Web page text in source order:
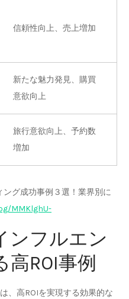
信頼性向上、売上増加
新たな魅力発見、購買
意欲向上
旅行意欲向上、予約数
増加
グ成功事例３選！業界別に
MMKlghU-
ンフルエン
ROI事例
、高ROIを実現する効果的な